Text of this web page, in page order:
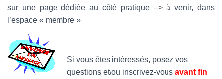
sur une page dédiée au côté pratique –> à venir, dans
l’espace « membre »
Si vous êtes intéressés, posez vos
questions et/ou inscrivez-vous avant fin